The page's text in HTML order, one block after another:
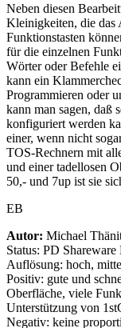
Neben diesen
Kleinigkeiten, die das
Funktionstasten
für die einzelnen
Wörter oder Befehle
kann ein
Programmieren oder
kann man sagen, daß
konfiguriert werden
einer, wenn nicht
TOS-Rechnern mit
und einer tadellosen
50,- und 7up ist sie
EB
Autor: Michael
Status: PD Shareware
Auflösung: hoch,
Positiv: gute und
Oberfläche, viele
Unterstützung von
Negativ: keine